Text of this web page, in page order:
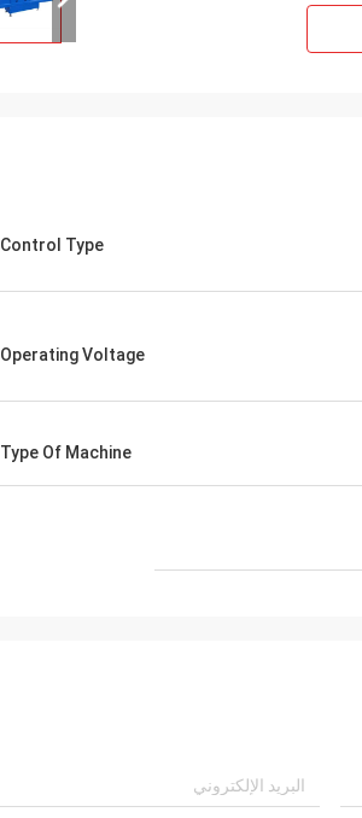
Control Type
Operating Voltage
Type Of Machine